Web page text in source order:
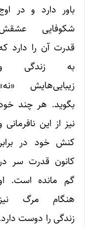
باور دارد و در اوج
شکوفایی عشقش
قدرت آن را دارد که
به زندگی و
زیبایی‌هایش «نه»
بگوید. هر چند خود
نیز از این نافرمانی و
کنش خود در برابر
کانون قدرت سر در
گم مانده است. او
هنگام مرگ نیز
زندگی را دوست دارد.